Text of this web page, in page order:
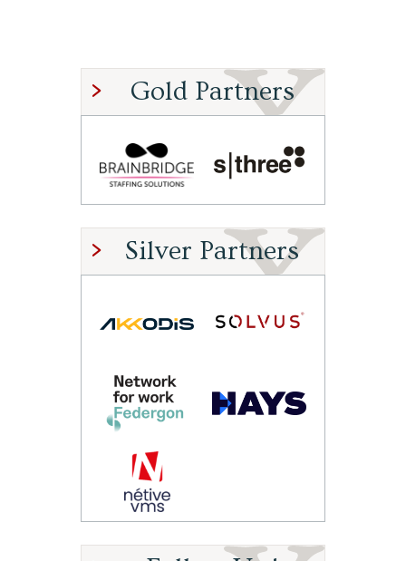
Gold Partners
Silver Partners